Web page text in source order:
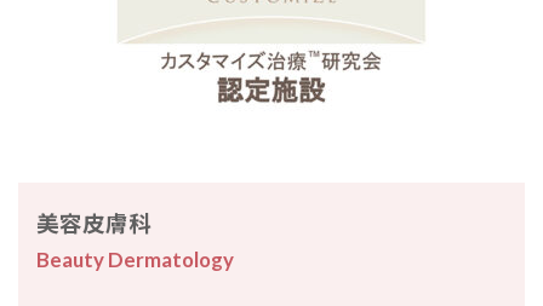
美容皮膚科
Beauty Dermatology